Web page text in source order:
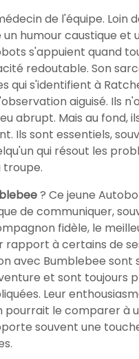
de l'équipe. Loin
humour caustique
s'appuient quand
redoutable. Son
qui s'identifient à
aiguisé. Ils
abrupt. Mais au
Ils sont essentiels,
qui résout les
troupe.
? Ce jeune
de communiquer,
fidèle, le
à certains de
avec Bumblebee
et sont toujours
Leur
pourrait le comparer à
souvent une